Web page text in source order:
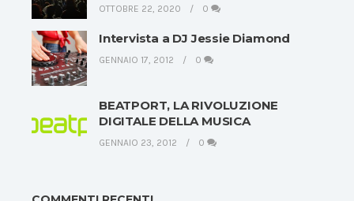
OTTOBRE 22, 2020 0
Intervista a DJ Jessie Diamond
GENNAIO 17, 2012 0
BEATPORT, LA RIVOLUZIONE
DIGITALE DELLA MUSICA
GENNAIO 23, 2012 0